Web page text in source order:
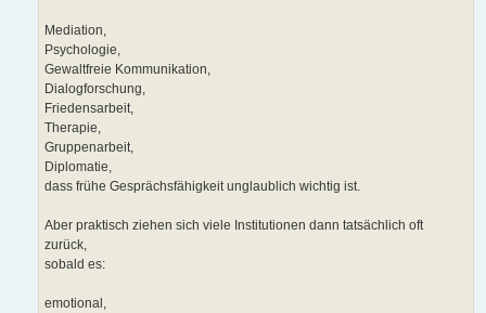
Mediation,
Psychologie,
Gewaltfreie Kommunikation,
Dialogforschung,
Friedensarbeit,
Therapie,
Gruppenarbeit,
Diplomatie,
dass frühe Gesprächsfähigkeit unglaublich wichtig ist.
Aber praktisch ziehen sich viele Institutionen dann tatsächlich oft
zurück,
sobald es:
emotional,